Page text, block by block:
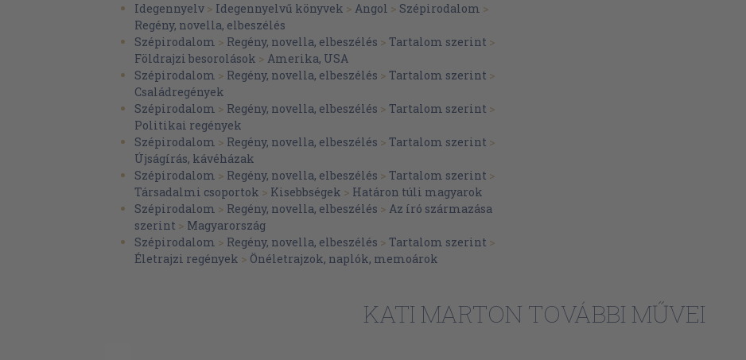
Idegennyelv > Idegennyelvű könyvek > Angol > Szépirodalom >
Regény, novella, elbeszélés
Szépirodalom > Regény, novella, elbeszélés > Tartalom szerint >
Földrajzi besorolások > Amerika, USA
Szépirodalom > Regény, novella, elbeszélés > Tartalom szerint >
Családregények
Szépirodalom > Regény, novella, elbeszélés > Tartalom szerint >
Politikai regények
Szépirodalom > Regény, novella, elbeszélés > Tartalom szerint >
Újságírás, kávéházak
Szépirodalom > Regény, novella, elbeszélés > Tartalom szerint >
Társadalmi csoportok > Kisebbségek > Határon túli magyarok
Szépirodalom > Regény, novella, elbeszélés > Az író származása
szerint > Magyarország
Szépirodalom > Regény, novella, elbeszélés > Tartalom szerint >
Életrajzi regények > Önéletrajzok, naplók, memoárok
KATI MARTON TOVÁBBI MŰVEI